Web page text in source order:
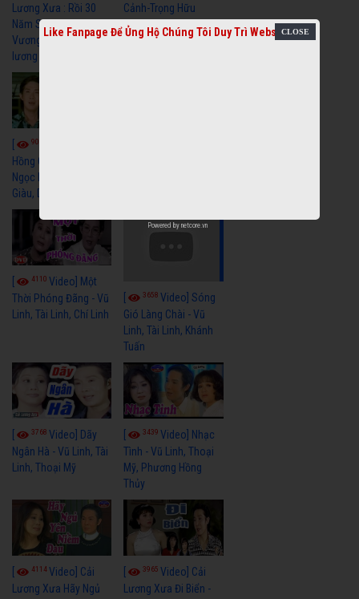
Lương Xưa : Rồi 30
Năm Sau - Minh
Vương Lệ Thủy | cải
lương xã hội hay nhất
Cảnh-Trọng Hữu
9058
Hồng Cài Áo - Vũ Linh,
Ngọc Huyền, Ngọc
Giàu, Diệp Lang
4110 Video] Một
Thời Phóng Đãng - Vũ
Linh, Tài Linh, Chí Linh
3658Video] Sóng
Gió Làng Chài - Vũ
Linh, Tài Linh, Khánh
Tuấn
3768 Video] Dãy
Ngân Hà - Vũ Linh, Tài
Linh, Thoại Mỹ
3439Video] Nhạc
Tình - Vũ Linh, Thoại
Mỹ, Phương Hồng
Thủy
4114Video] Cải
Lương Xưa Hãy Ngủ
3965Video] Cải
Lương Xưa Đi Biển -
Like Fanpage Để Ủng Hộ Chúng Tôi Duy Trì Website
Powered by netcore.vn